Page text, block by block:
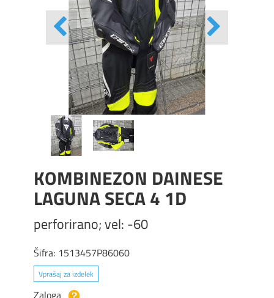
KOMBINEZON DAINESE
LAGUNA SECA 4 1D
perforirano; vel: -60
Šifra: 1513457P86060
Vprašaj za izdelek